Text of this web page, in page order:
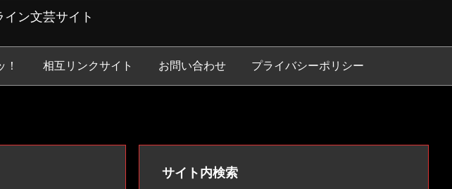
ン文芸サイト
相互リンクサイト お問い合わせ プライバシーポリシー
サイト内検索